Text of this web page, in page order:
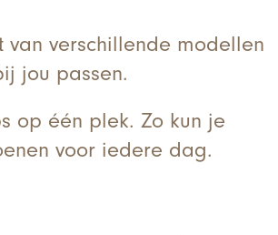
van verschillende modellen
jou passen.
op één plek. Zo kun je
voor iedere dag.